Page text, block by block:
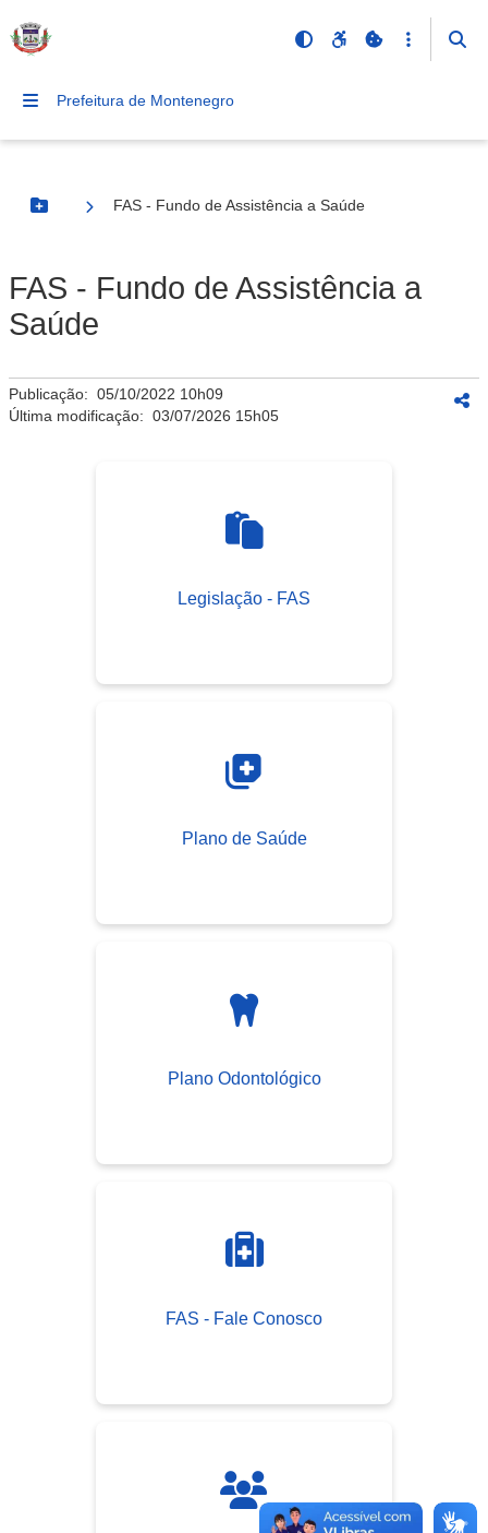
Prefeitura de Montenegro
Botão Menu
FAS - Fundo de Assistência a Saúde
FAS - Fundo de Assistência a
Saúde
Publicação: 05/10/2022 10h09
Última modificação: 03/07/2026 15h05
Legislação - FAS
Plano de Saúde
Plano Odontológico
FAS - Fale Conosco